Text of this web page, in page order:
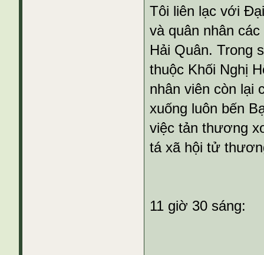
Tôi liên lạc với
và quân nhân
Hải Quân. Trong
thuộc Khối Nghị
nhân viên còn lại
xuống luôn bến
việc tản thương
tá xã hội tử
11 giờ 30 sáng: